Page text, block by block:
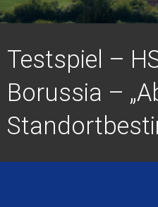
Testspiel –
Borussia –